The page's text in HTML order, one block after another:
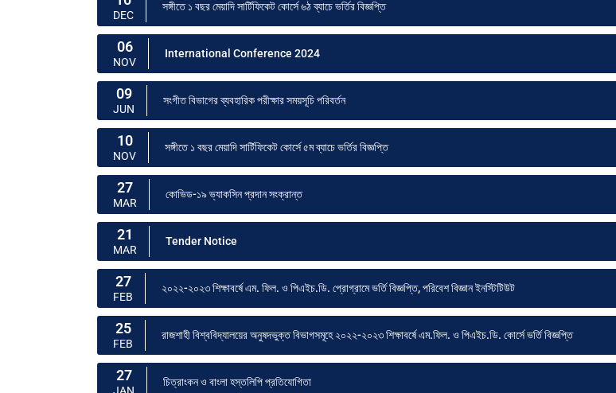
DEC
সঙ্গীতে ১ বছর মেয়াদি সার্টিফিকেট কোর্সে ৬ঠ ব্যাচে ভর্তির বিজ্ঞপ্তি
06
NOV
International Conference 2024
09
JUN
সংগীত বিভাগের ব্যবহারিক পরীক্ষার সময়সূচি পরিবর্তন
10
NOV
সঙ্গীতে ১ বছর মেয়াদি সার্টিফিকেট কোর্সে ৫ম ব্যাচে ভর্তির বিজ্ঞপ্তি
27
MAR
কোভিড-১৯ ভ্যাকসিন প্রদান সংক্রান্ত
21
MAR
Tender Notice
27
FEB
২০২২-২০২৩ শিক্ষাবর্ষে এম. ফিল. ও পিএইচ.ডি. প্রোগ্রামে ভর্তি বিজ্ঞপ্তি, পরিবেশ বিজ্ঞান ইনস্টিটিউট
25
FEB
রাজশাহী বিশ্ববিদ্যালয়ের অনুষদভুক্ত বিভাগসমূহে ২০২২-২০২৩ শিক্ষাবর্ষে এম.ফিল. ও পিএইচ.ডি. কোর্সে ভর্তি বিজ্ঞপ্তি
27 চিত্রাংকন ও বাংলা হস্তলিপি প্রতিযোগিতা